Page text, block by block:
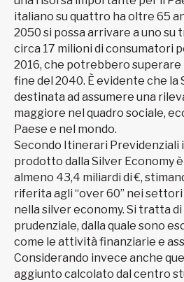
italiano su quattro ha oltre 65
2050 si possa arrivare a uno su
circa 17 milioni di consumatori
2016, che potrebbero superare
fine del 2040. È evidente che la
destinata ad assumere una
maggiore nel quadro sociale,
Paese e nel mondo.
Secondo Itinerari Previdenziali
prodotto dalla Silver Economy
almeno 43,4 miliardi di €,
riferita agli “over 60” nei
nella silver economy. Si tratta di
prudenziale, dalla quale sono
come le attività finanziarie e
Considerando invece anche
aggiunto calcolato dal centro